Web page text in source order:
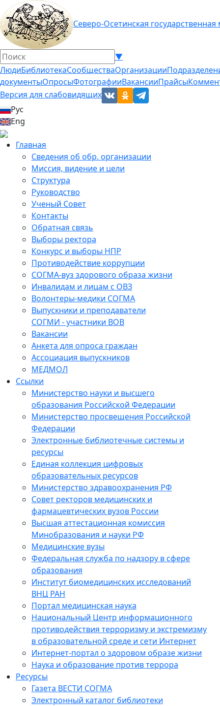
Северо-Осетинская
▼
ЛюдиБиблиотекаСообществаОрганизации
документыОпросыФотографииВакансииПрайсы
Версия для слабовидящих
Рус
Eng
Главная
Сведения об обр. организации
Миссия, видение и цели
Структура
Руководство
Ученый Совет
Контакты
Обратная связь
Выборы ректора
Конкурс и выборы НПР
Противодействие коррупции
СОГМА-вуз здорового образа жизни
Инвалидам и лицам с ОВЗ
Волонтеры-медики СОГМА
Выпускники и преподаватели
СОГМИ - участники ВОВ
Вакансии
Анкета для опроса граждан
Ассоциация выпускников
МЕДМОЛ
Ссылки
Министерство науки и высшего
образования Российской Федерации
Министерство просвещения Российской
Федерации
Электронные библиотечные системы и
ресурсы
Единая коллекция цифровых
образовательных ресурсов
Министерство здравоохранения РФ
Совет ректоров медицинских и
фармацевтических вузов России
Высшая аттестационная комиссия
Минобразования и науки РФ
Медицинские вузы
Федеральная служба по надзору в сфере
образования
Институт биомедицинских исследований
ВНЦ РАН
Портал медицинская наука
Национальный Центр информационного
противодействия терроризму и экстремизму
в образовательной среде и сети Интернет
Интернет-портал о здоровом образе жизни
Наука и образование против террора
Ресурсы
Газета ВЕСТИ СОГМА
Электронный каталог библиотеки